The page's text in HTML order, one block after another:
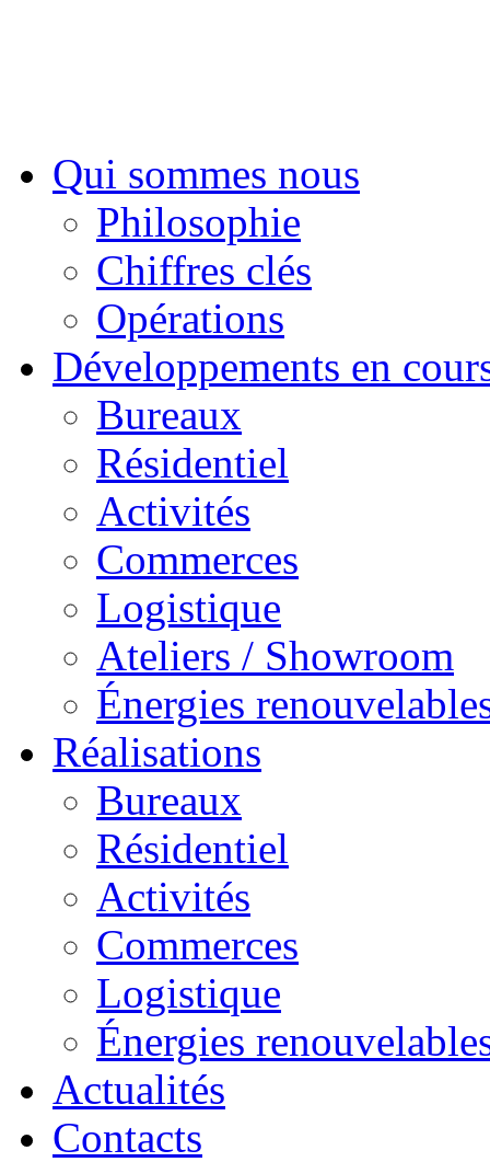
Qui sommes nous
Philosophie
Chiffres clés
Opérations
Développements en
Bureaux
Résidentiel
Activités
Commerces
Logistique
Ateliers / Showroom
Énergies
Réalisations
Bureaux
Résidentiel
Activités
Commerces
Logistique
Énergies
Actualités
Contacts